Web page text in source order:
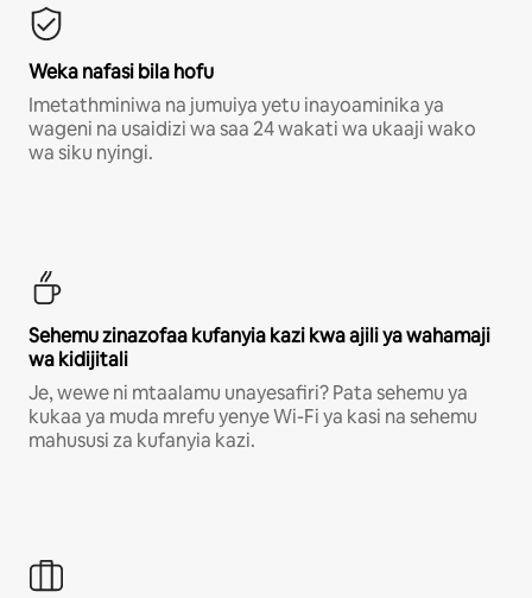
Weka nafasi bila hofu
Imetathminiwa na jumuiya yetu inayoaminika ya
wageni na usaidizi wa saa 24 wakati wa ukaaji wako
wa siku nyingi.
Sehemu zinazofaa kufanyia kazi kwa ajili ya wahamaji
wa kidijitali
Je, wewe ni mtaalamu unayesafiri? Pata sehemu ya
kukaa ya muda mrefu yenye Wi-Fi ya kasi na sehemu
mahususi za kufanyia kazi.